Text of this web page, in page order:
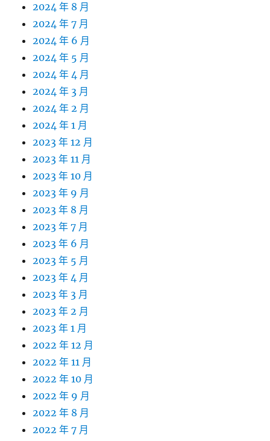
2024 年 8 月
2024 年 7 月
2024 年 6 月
2024 年 5 月
2024 年 4 月
2024 年 3 月
2024 年 2 月
2024 年 1 月
2023 年 12 月
2023 年 11 月
2023 年 10 月
2023 年 9 月
2023 年 8 月
2023 年 7 月
2023 年 6 月
2023 年 5 月
2023 年 4 月
2023 年 3 月
2023 年 2 月
2023 年 1 月
2022 年 12 月
2022 年 11 月
2022 年 10 月
2022 年 9 月
2022 年 8 月
2022 年 7 月